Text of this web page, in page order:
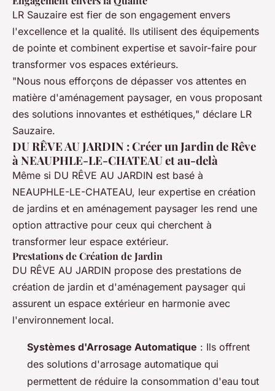
LR Sauzaire est fier de son engagement envers
l'excellence et la qualité. Ils utilisent des équipements
de pointe et combinent expertise et savoir-faire pour
transformer vos espaces extérieurs.
"Nous nous efforçons de dépasser vos attentes en
matière d'aménagement paysager, en vous proposant
des solutions innovantes et esthétiques," déclare LR
Sauzaire.
DU RÊVE AU JARDIN : Créer un Jardin de Rêve
à NEAUPHLE-LE-CHATEAU et au-delà
Même si DU RÊVE AU JARDIN est basé à
NEAUPHLE-LE-CHATEAU, leur expertise en création
de jardins et en aménagement paysager les rend une
option attractive pour ceux qui cherchent à
transformer leur espace extérieur.
Prestations de Création de Jardin
DU RÊVE AU JARDIN propose des prestations de
création de jardin et d'aménagement paysager qui
assurent un espace extérieur en harmonie avec
l'environnement local.
Systèmes d'Arrosage Automatique : Ils offrent
des solutions d'arrosage automatique qui
permettent de réduire la consommation d'eau tout